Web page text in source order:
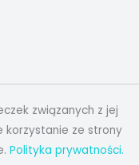
związanych z jej
korzystanie ze strony
Polityka prywatności.